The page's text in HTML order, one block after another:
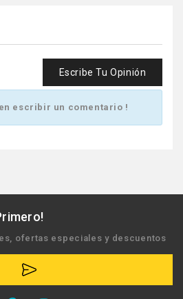
Escribe Tu Opinión
escribir un comentario !
ofertas especiales y descuentos